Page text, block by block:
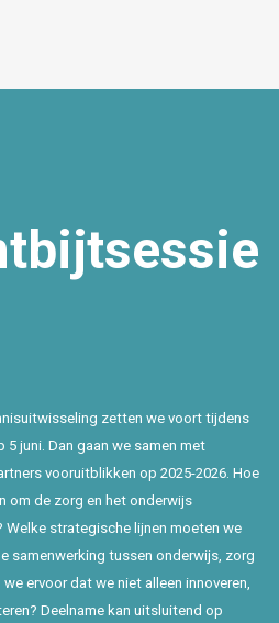
zetten we voort tijdens
juni. Dan gaan we samen met
vooruitblikken op 2025-2026. Hoe
om de zorg en het onderwijs
strategische lijnen moeten we
samenwerking tussen onderwijs, zorg
ervoor dat we niet alleen innoveren,
Deelname kan uitsluitend op